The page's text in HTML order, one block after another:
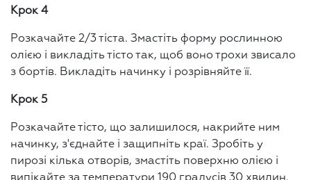
Крок 4
Розкачайте 2/3 тіста. Змастіть форму рослинною
олією і викладіть тісто так, щоб воно трохи звисало
з бортів. Викладіть начинку і розрівняйте її.
Крок 5
Розкачайте тісто, що залишилося, накрийте ним
начинку, з'єднайте і защипніть краї. Зробіть у
пирозі кілька отворів, змастіть поверхню олією і
випікайте за температури 190 градусів 30 хвилин.